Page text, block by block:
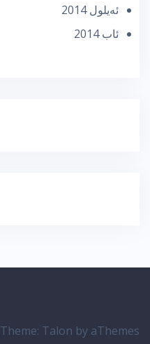
ئه‌یلول 2014
ئاب 2014
Theme: Talon by aThemes.